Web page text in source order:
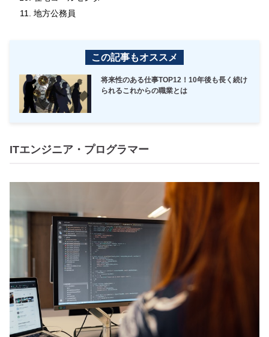
地方公務員
この記事もオススメ
将来性のある仕事TOP12！10年後も長く続け
られるこれからの職業とは
ITエンジニア・プログラマー